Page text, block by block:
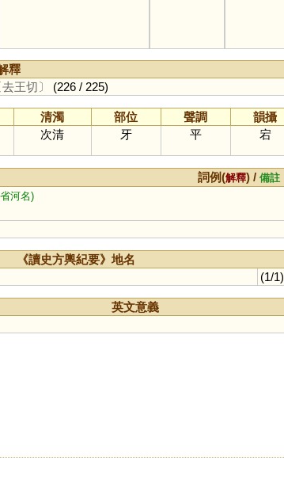
釋
去王切〕 (226 / 225)
清濁 部位 聲調 韻攝
次清 牙 平 宕
詞例(解釋) /備註
河名)
《讀史方輿紀要》地名
(1/1)
英文意義